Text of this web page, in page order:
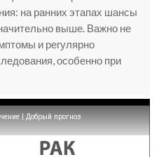
на ранних этапах шансы
выше. Важно не
и регулярно
особенно при
| Добрый прогноз